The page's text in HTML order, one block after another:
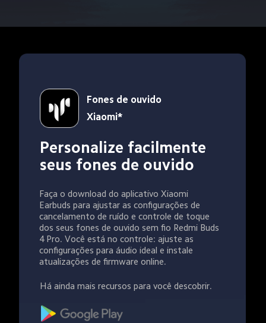
Fones de ouvido
Xiaomi*
Personalize facilmente
seus fones de ouvido
Faça o download do aplicativo Xiaomi
Earbuds para ajustar as configurações de
cancelamento de ruído e controle de toque
dos seus fones de ouvido sem fio Redmi Buds
4 Pro. Você está no controle: ajuste as
configurações para áudio ideal e instale
atualizações de firmware online.
Há ainda mais recursos para você descobrir.